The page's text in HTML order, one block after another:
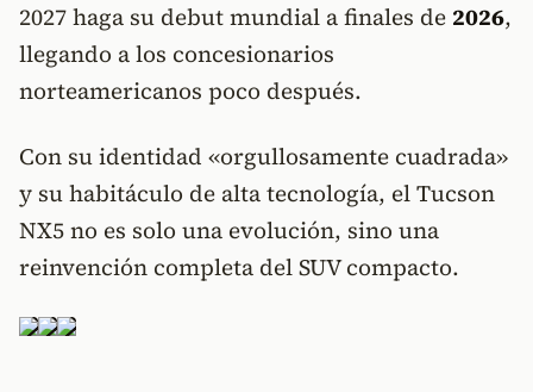
2027 haga su debut mundial a finales de 2026,
llegando a los concesionarios
norteamericanos poco después.
Con su identidad «orgullosamente cuadrada»
y su habitáculo de alta tecnología, el Tucson
NX5 no es solo una evolución, sino una
reinvención completa del SUV compacto.